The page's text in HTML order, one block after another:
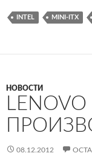
INTEL MINI-ITX
НОВОСТИ
08.12.2012